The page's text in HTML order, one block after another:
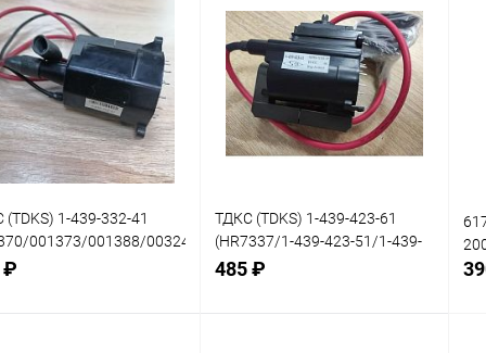
В наличии: 1шт.
Сравнение
В
избранное
В наличии: 1шт.
(TDKS) 1-439-332-41
001373/001388/003248/003249/003250/003252/006797/
42/40100Y/440408/66E071/7260748/7265796/F3925/HR64
₽
ТДКС (TDKS) 1-439-423-61
(HR7337/1-439-423-51/1-439-
423-61/1-439-423-62) SONY
485 ₽